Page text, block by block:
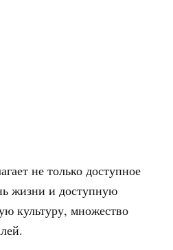
не только доступное
жизни и доступную
культуру, множество